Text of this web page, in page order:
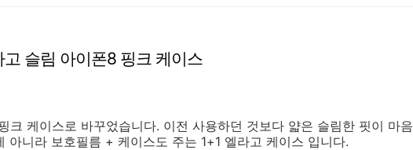
슬림 아이폰8 핑크 케이스
크 케이스로 바꾸었습니다. 이전 사용하던 것보다 얇은 슬림한 핏이 마음
아니라 보호필름 + 케이스도 주는 1+1 엘라고 케이스 입니다.